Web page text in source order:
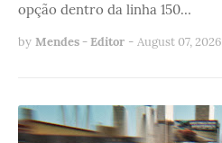
opção dentro da linha 150…
by Mendes - Editor - August 07, 2026